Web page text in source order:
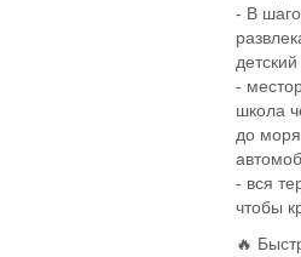
- В
-
школа
до
- вся
чтобы
🔥